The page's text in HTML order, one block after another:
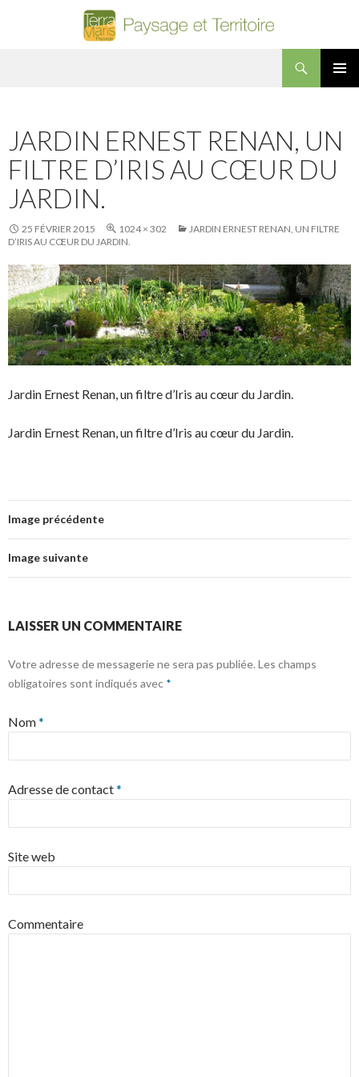
JARDIN ERNEST RENAN, UN
FILTRE D’IRIS AU CŒUR DU
JARDIN.
25 FÉVRIER 2015 1024 × 302
JARDIN ERNEST RENAN, UN FILTRE
D’IRIS AU CŒUR DU JARDIN.
Jardin Ernest Renan, un filtre d’Iris au cœur du Jardin.
Jardin Ernest Renan, un filtre d’Iris au cœur du Jardin.
Image précédente
Image suivante
LAISSER UN COMMENTAIRE
Votre adresse de messagerie ne sera pas publiée. Les champs
obligatoires sont indiqués avec *
Nom*
Adresse de contact*
Site web
Commentaire